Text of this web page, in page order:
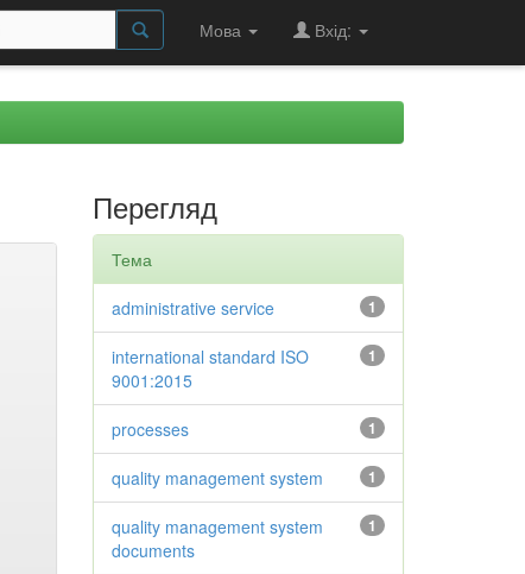
Мова Вхід:
Перегляд
Тема
1
administrative service
1
international standard ISO
9001:2015
1
processes
1
quality management system
1
quality management system
documents